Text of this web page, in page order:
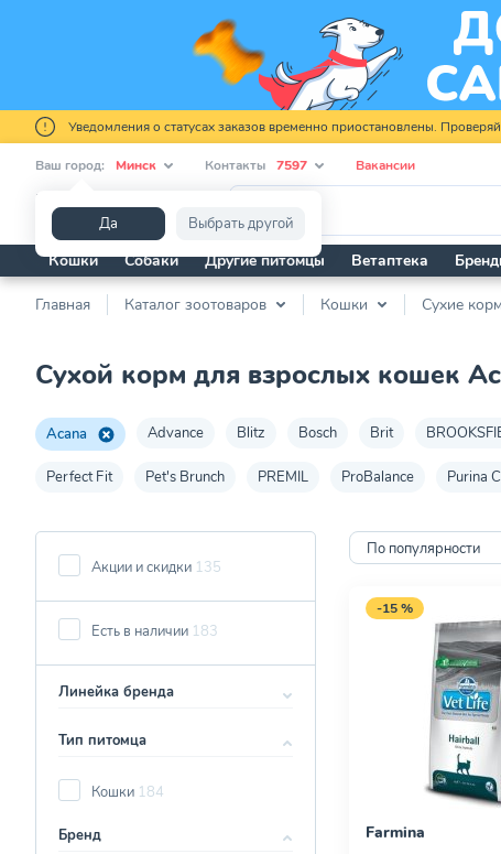
Уведомления о статусах заказов временно приостановлены.
Ваш город: Минск
Да Выбрать другой
Контакты 7597 Вакансии
Кошки Собаки Другие питомцы Ветаптека
Главная Каталог зоотоваров Кошки Сухие
Сухой корм для взрослых кошек
Acana Advance Blitz Bosch Brit
Perfect Fit Pet's Brunch PREMIL ProBalance Purina
Акции и скидки 135
Есть в наличии 183
Линейка бренда
Тип питомца
Кошки 184
Бренд
По популярности
-15 %
Farmina